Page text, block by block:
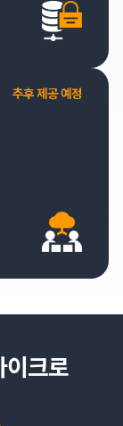
추후 제공 예정
크로